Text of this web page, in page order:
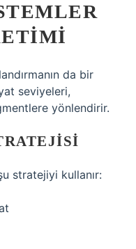
da bir
seviyeleri,
yönlendirir.
stratejiyi kullanır: